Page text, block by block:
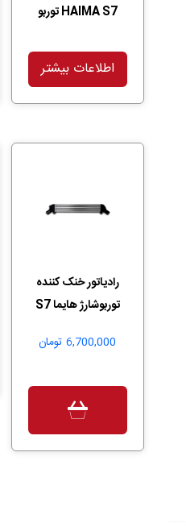
HAIMA S7 توربو
اطلاعات بیشتر
رادیاتور خنک کننده
توربوشارژ هایما S7
6,700,000 تومان